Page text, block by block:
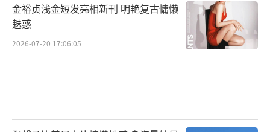
金裕贞浅金短发亮相新刊 明艳复古慵懒
魅惑
2026-07-20 17:06:05